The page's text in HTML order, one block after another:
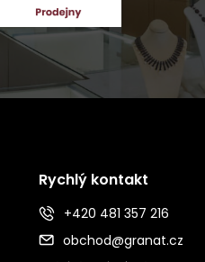
Rychlý kontakt
+420 481 357 216
obchod@granat.cz